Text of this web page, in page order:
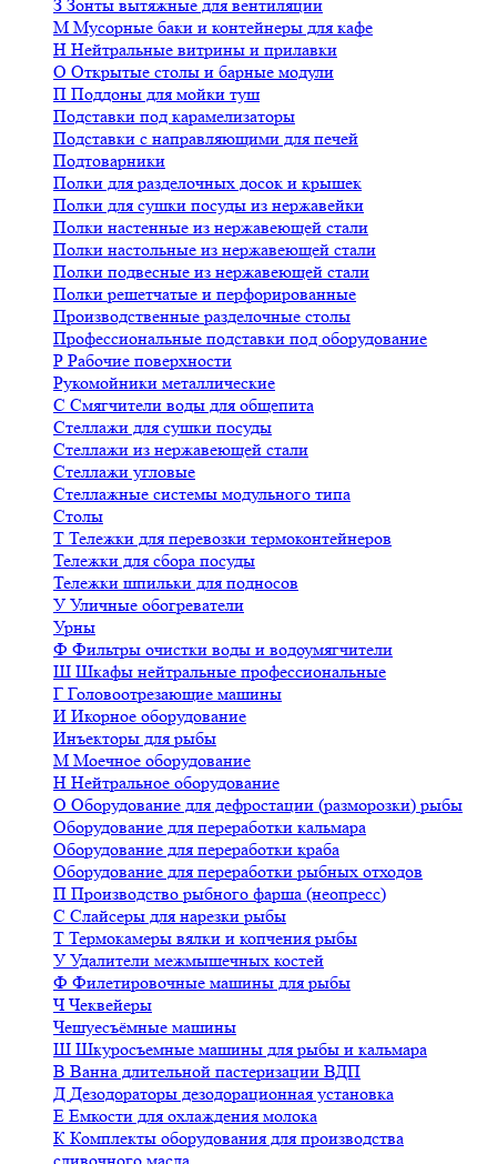
З Зонты вытяжные для вентиляции
М Мусорные баки и контейнеры для кафе
Н Нейтральные витрины и прилавки
О Открытые столы и барные модули
П Поддоны для мойки туш
Подставки под карамелизаторы
Подставки с направляющими для печей
Подтоварники
Полки для разделочных досок и крышек
Полки для сушки посуды из нержавейки
Полки настенные из нержавеющей стали
Полки настольные из нержавеющей стали
Полки подвесные из нержавеющей стали
Полки решетчатые и перфорированные
Производственные разделочные столы
Профессиональные подставки под оборудование
Р Рабочие поверхности
Рукомойники металлические
С Смягчители воды для общепита
Стеллажи для сушки посуды
Стеллажи из нержавеющей стали
Стеллажи угловые
Стеллажные системы модульного типа
Столы
Т Тележки для перевозки термоконтейнеров
Тележки для сбора посуды
Тележки шпильки для подносов
У Уличные обогреватели
Урны
Ф Фильтры очистки воды и водоумягчители
Ш Шкафы нейтральные профессиональные
Г Головоотрезающие машины
И Икорное оборудование
Инъекторы для рыбы
М Моечное оборудование
Н Нейтральное оборудование
О Оборудование для дефростации (разморозки) рыбы
Оборудование для переработки кальмара
Оборудование для переработки краба
Оборудование для переработки рыбных отходов
П Производство рыбного фарша (неопресс)
С Слайсеры для нарезки рыбы
Т Термокамеры вялки и копчения рыбы
У Удалители межмышечных костей
Ф Филетировочные машины для рыбы
ЧЧеквейеры
Чешуесъёмные машины
Ш Шкуросъемные машины для рыбы и кальмара
В Ванна длительной пастеризации ВДП
Д Дезодораторы дезодорационная установка
Е Емкости для охлаждения молока
К Комплекты оборудования для производства